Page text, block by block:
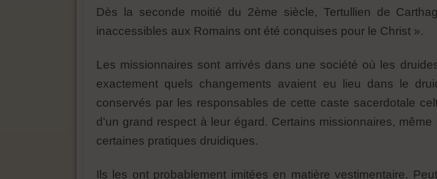
Dès la seconde moitié du 2ème siècle, Tertullien de
inaccessibles aux Romains ont été conquises pour le Christ ».
Les missionnaires sont arrivés dans une société où les
exactement quels changements avaient eu lieu dans le
conservés par les responsables de cette caste sacerdotale
d'un grand respect à leur égard. Certains missionnaires,
certaines pratiques druidiques.
Ils les ont probablement imitées en matière vestimentaire.